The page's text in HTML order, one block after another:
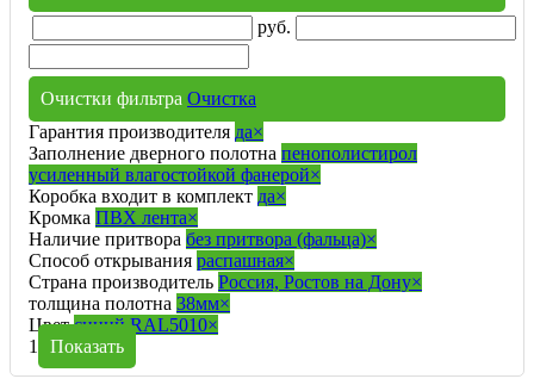
руб.
Очистки фильтра Очистка
Гарантия производителя да×
Заполнение дверного полотна пенополистирол
усиленный влагостойкой фанерой×
Коробка входит в комплект да×
Кромка ПВХ лента×
Наличие притвора без притвора (фальца)×
Способ открывания распашная×
Страна производитель Россия, Ростов на Дону×
толщина полотна 38мм×
Цвет синий RAL5010×
1
Показать